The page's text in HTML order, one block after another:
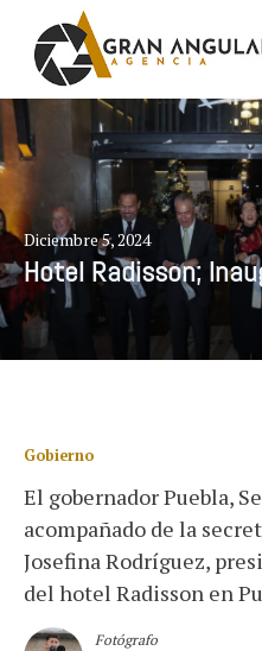
Diciembre 5, 2024
Hotel Radisson;
Gobierno
El gobernador Puebla,
acompañado de la
Josefina Rodríguez,
del hotel Radisson en
Fotógrafo